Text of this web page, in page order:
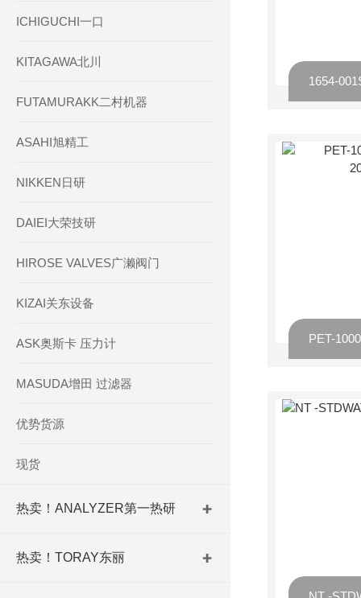
ICHIGUCHI一口
KITAGAWA北川
FUTAMURAKK二村机器
ASAHI旭精工
NIKKEN日研
DAIEI大荣技研
HIROSE VALVES广濑阀门
KIZAI关东设备
ASK奥斯卡 压力计
MASUDA增田 过滤器
优势货源
现货
热卖！ANALYZER第一热研
热卖！TORAY东丽